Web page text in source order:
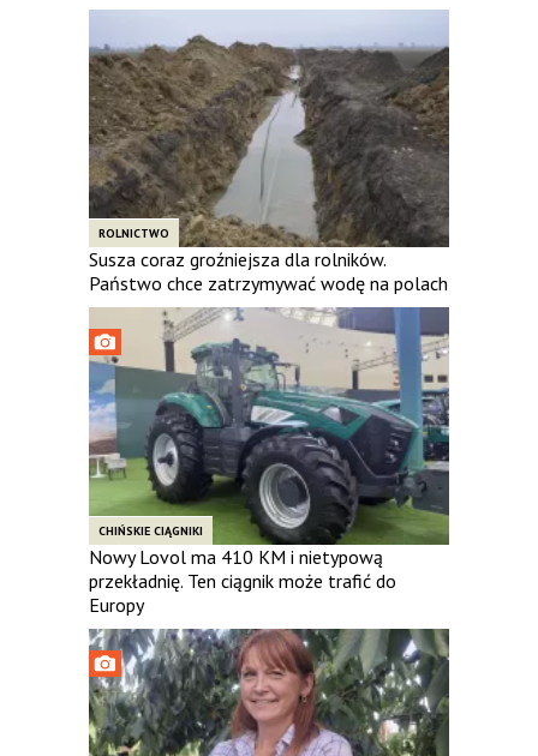
ROLNICTWO
Susza coraz groźniejsza dla rolników.
Państwo chce zatrzymywać wodę na polach
CHIŃSKIE CIĄGNIKI
Nowy Lovol ma 410 KM i nietypową
przekładnię. Ten ciągnik może trafić do
Europy